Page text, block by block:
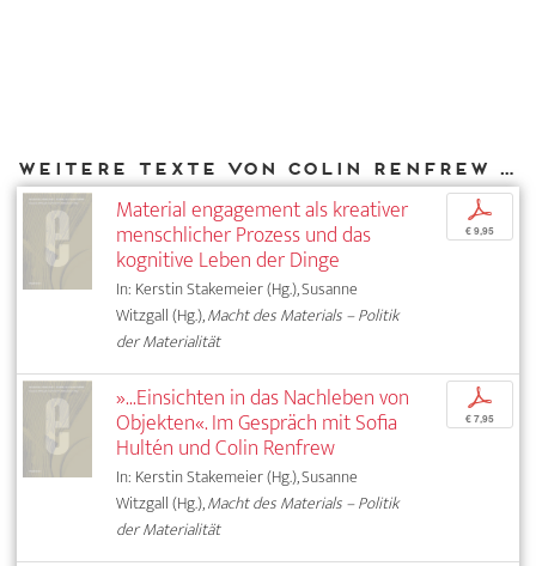
Weitere Texte von Colin Renfrew bei DIAPHANES
Material engagement als kreativer
menschlicher Prozess und das
kognitive Leben der Dinge
In: Kerstin Stakemeier (Hg.), Susanne
Witzgall (Hg.),Macht des Materials – Politik
der Materialität
p
€ 9,95
»...Einsichten in das Nachleben von
Objekten«. Im Gespräch mit Sofia
Hultén und Colin Renfrew
In: Kerstin Stakemeier (Hg.), Susanne
Witzgall (Hg.),Macht des Materials – Politik
der Materialität
p
€ 7,95